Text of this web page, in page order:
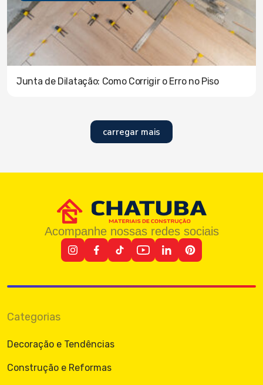
Junta de Dilatação: Como Corrigir o Erro no Piso
carregar mais
Acompanhe nossas redes sociais
Categorias
Decoração e Tendências
Construção e Reformas